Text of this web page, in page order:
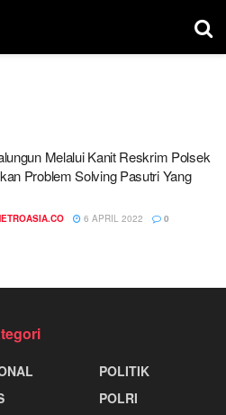
Melalui Kanit Reskrim Polsek
Problem Solving Pasutri Yang
6 APRIL 2022 0
POLITIK
POLRI